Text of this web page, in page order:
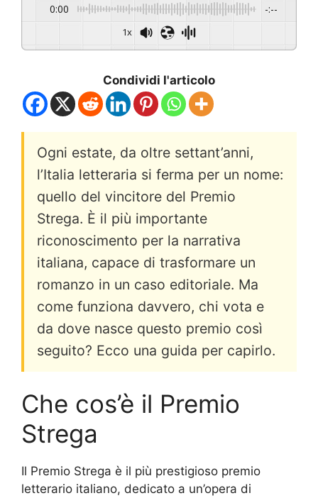
0:00 -:--
1x
Condividi l'articolo
Ogni estate, da oltre settant’anni,
l’Italia letteraria si ferma per un nome:
quello del vincitore del Premio
Strega. È il più importante
riconoscimento per la narrativa
italiana, capace di trasformare un
romanzo in un caso editoriale. Ma
come funziona davvero, chi vota e
da dove nasce questo premio così
seguito? Ecco una guida per capirlo.
Che cos’è il Premio
Strega
Il Premio Strega è il più prestigioso premio
letterario italiano, dedicato a un’opera di